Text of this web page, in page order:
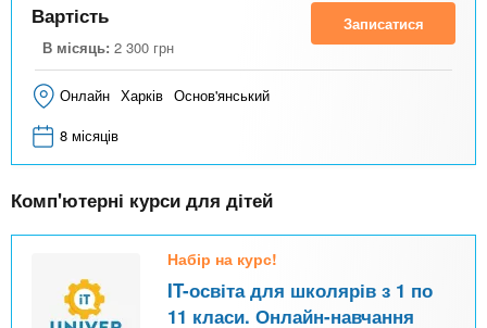
Вартість
В місяць: 2 300 грн
Записатися
Онлайн Харків Основ'янський
8 місяців
Комп'ютерні курси для дітей
Набір на курс!
IT-освіта для школярів з 1 по
11 класи. Онлайн-навчання